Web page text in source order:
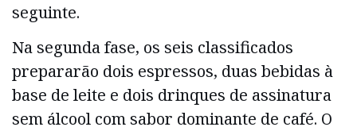
seguinte.
Na segunda fase, os seis classificados
prepararão dois espressos, duas bebidas à
base de leite e dois drinques de assinatura
sem álcool com sabor dominante de café. O